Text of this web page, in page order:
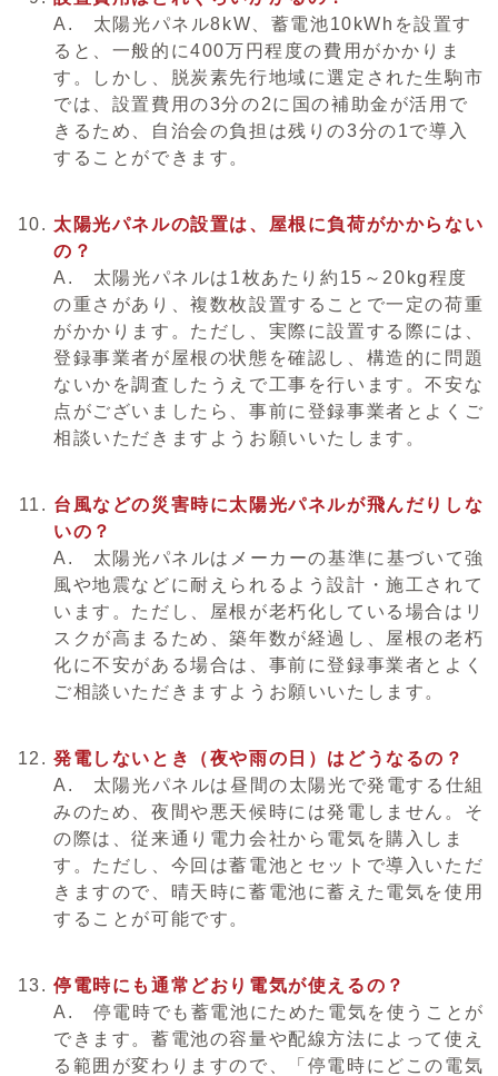
A. 太陽光パネル8kW、蓄電池10kWhを設置す
ると、一般的に400万円程度の費用がかかりま
す。しかし、脱炭素先行地域に選定された生駒市
では、設置費用の3分の2に国の補助金が活用で
きるため、自治会の負担は残りの3分の1で導入
することができます。
太陽光パネルの設置は、屋根に負荷がかからない
の？
A. 太陽光パネルは1枚あたり約15～20kg程度
の重さがあり、複数枚設置することで一定の荷重
がかかります。ただし、実際に設置する際には、
登録事業者が屋根の状態を確認し、構造的に問題
ないかを調査したうえで工事を行います。不安な
点がございましたら、事前に登録事業者とよくご
相談いただきますようお願いいたします。
台風などの災害時に太陽光パネルが飛んだりしな
いの？
A. 太陽光パネルはメーカーの基準に基づいて強
風や地震などに耐えられるよう設計・施工されて
います。ただし、屋根が老朽化している場合はリ
スクが高まるため、築年数が経過し、屋根の老朽
化に不安がある場合は、事前に登録事業者とよく
ご相談いただきますようお願いいたします。
発電しないとき（夜や雨の日）はどうなるの？
A. 太陽光パネルは昼間の太陽光で発電する仕組
みのため、夜間や悪天候時には発電しません。そ
の際は、従来通り電力会社から電気を購入しま
す。ただし、今回は蓄電池とセットで導入いただ
きますので、晴天時に蓄電池に蓄えた電気を使用
することが可能です。
停電時にも通常どおり電気が使えるの？
A. 停電時でも蓄電池にためた電気を使うことが
できます。蓄電池の容量や配線方法によって使え
る範囲が変わりますので、「停電時にどこの電気